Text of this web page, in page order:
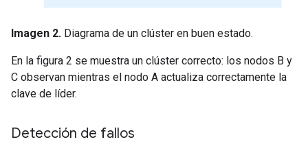
Imagen 2. Diagrama de un clúster en buen estado.
En la figura 2 se muestra un clúster correcto: los nodos B y
C observan mientras el nodo A actualiza correctamente la
clave de líder.
Detección de fallos